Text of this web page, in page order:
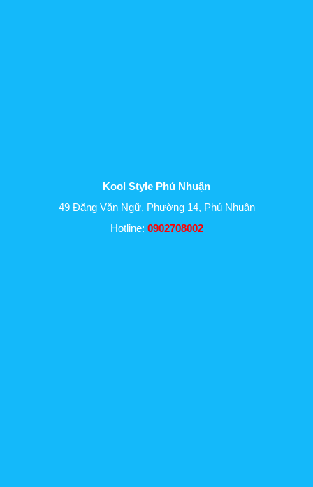
Kool Style Phú Nhuận
49 Đặng Văn Ngữ, Phường 14, Phú Nhuận
Hotline: 0902708002